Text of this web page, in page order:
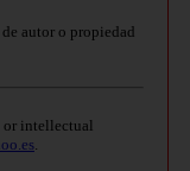
autor o propiedad
intellectual